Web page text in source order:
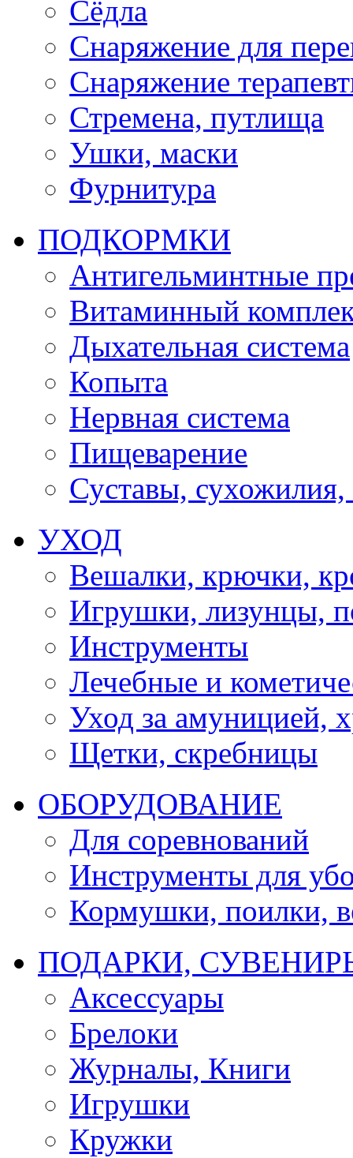
Сёдла
Снаряжение для
Снаряжение
Стремена, путлища
Ушки, маски
Фурнитура
ПОДКОРМКИ
Антигельминтные
Витаминный
Дыхательная система
Копыта
Нервная система
Пищеварение
Суставы, сухожилия,
УХОД
Вешалки, крючки,
Игрушки, лизунцы,
Инструменты
Лечебные и
Уход за амуницией,
Щетки, скребницы
ОБОРУДОВАНИЕ
Для соревнований
Инструменты для
Кормушки, поилки,
ПОДАРКИ,
Аксессуары
Брелоки
Журналы, Книги
Игрушки
Кружки